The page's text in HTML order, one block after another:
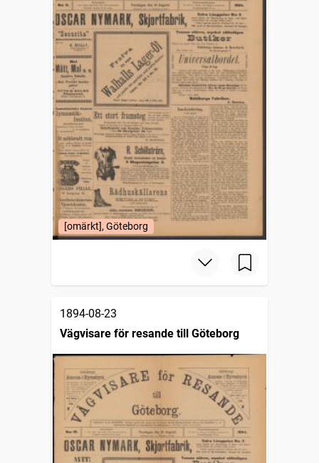
[omärkt], Göteborg
1894-08-23
Vägvisare för resande till Göteborg